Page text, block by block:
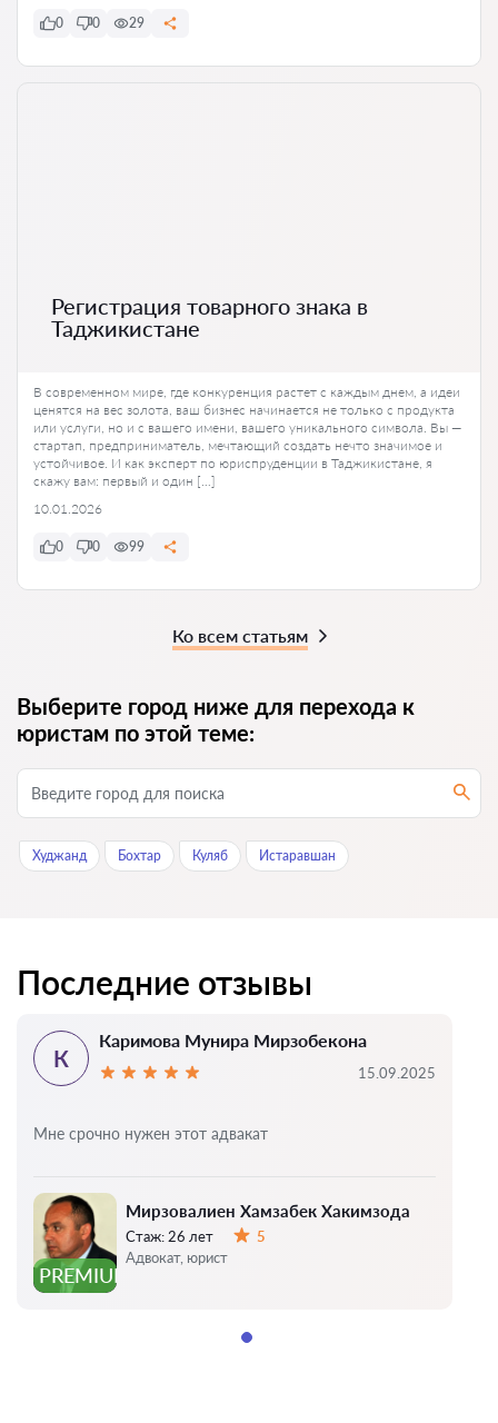
0 0 29
Регистрация товарного знака в
Таджикистане
В современном мире, где конкуренция растет с каждым днем, а идеи
ценятся на вес золота, ваш бизнес начинается не только с продукта
или услуги, но и с вашего имени, вашего уникального символа. Вы —
стартап, предприниматель, мечтающий создать нечто значимое и
устойчивое. И как эксперт по юриспруденции в Таджикистане, я
скажу вам: первый и один […]
10.01.2026
0 0 99
Ко всем статьям
Выберите город ниже для перехода к
юристам по этой теме:
Худжанд Бохтар Куляб Истаравшан
Последние отзывы
PREMIUM
Мирзовалиен Хамзабек Хакимзода
Стаж: 26 лет
5
Адвокат, юрист
К
Каримова Мунира Мирзобекона
15.09.2025
Мне срочно нужен этот адвакат